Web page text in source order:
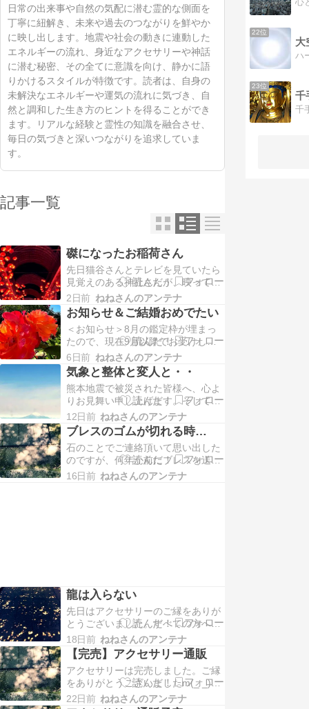
日常の出来事や自然の気配に潜む霊的な側面を
丁寧に紐解き、未来や過去のつながりを鮮やか
に映し出します。地震や社会の動きに連動した
エネルギーの流れ、身近なアクセサリーや神話
に潜む秘密、その全てに意識を向け、静かに語
りかけるスタイルが特徴です。読者は、自身の
未解決なエネルギーや運気の流れに気づき、自
然と調和した生き方のヒントを得ることができ
ます。リアルな経験と霊性の知識を融合させ、
毎日の気づきと深いつながりを追求していま
す。
記事一覧
磔になったお稲荷さん
先日猫谷さんとテレビを見ていたら
見覚えのある神社さんが、映ってい
ました。以前、漫画に描いたことが
あったお稲荷さんでした。漫画を読
まれていない方にざっくり説明する
と、下記のような感じでした。元々
は龍神が祀られていたようなのです
が、いつの時代からか？神社の方が
現世利益に走って、お稲…
2日前 ねねさんのアンテナ
お知らせ＆ご結婚おめでたい
＜お知らせ＞8月の鑑定枠が埋まっ
たので、現在9月以降でお受けして
います。お急ぎの方はいったん、ご
相談ください。最近、鑑定のリピー
ターさんで、立て続けにご結婚が決
まったというお話を聞いて、とても
嬉しいです。やはり先祖供養初めて
2，3年後くらいから、変わっていく
方が多い気がします。…
6日前 ねねさんのアンテナ
気象と整体と変人と・・
熊本地震で被災された皆様へ、心よ
りお見舞い申し上げます。そして被
災された方のために、日々働いてい
らっしゃる方々へありがとうござい
ます。熊本に知り合いや親戚はいな
いのですが、熊本から何度か対面鑑
定に来てくださった方がいらっしゃ
ったので、心配になって思わずメー
12日前 ねねさんのアンテナ
ブレスのゴムが切れる時…
石のことでご連絡頂いて思い出した
のですが、何年か前にブレスを送っ
た方のお話です。届いてすぐ切れた
16日前 ねねさんのアンテナ
龍は入らない
先日はアクセサリーのご縁をありが
とうございました。すべての方へ発
送が完了しています。宜しくお願い
致します。これはご本人の許可も得
て、書かせて頂いています。何度か
鑑定に来てくださった方で、日蓮系
の修験道の前世が強い方でした。も
ちろん先祖供養のこともお伝えした
18日前 ねねさんのアンテナ
【完売】アクセサリー通販
アクセサリーは完売しました。ご縁
をありがとうございましたm(_ _)m
今回、携帯メールでお申し込みの方
22日前 ねねさんのアンテナ
22位
23位
千